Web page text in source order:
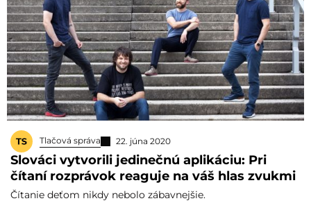
Tlačová správa 22. júna 2020
Slováci vytvorili jedinečnú aplikáciu: Pri
čítaní rozprávok reaguje na váš hlas zvukmi
Čítanie deťom nikdy nebolo zábavnejšie.